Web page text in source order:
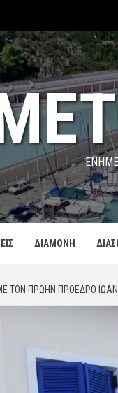
ΔΙΑΜΟΝΗ
ΤΟΝ ΠΡΏΗΝ ΠΡΌΕΔΡΟ